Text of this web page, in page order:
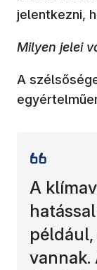
jelentkezni,
Milyen jelei
A
A
vannak.